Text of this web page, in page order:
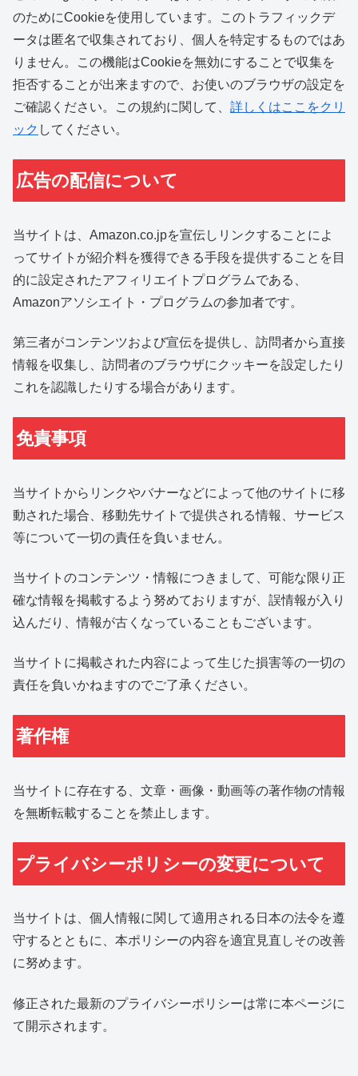
のためにCookieを使用しています。このトラフィックデ
ータは匿名で収集されており、個人を特定するものではあ
りません。この機能はCookieを無効にすることで収集を
拒否することが出来ますので、お使いのブラウザの設定を
ご確認ください。この規約に関して、 詳しくはここをクリ
ック してください。
広告の配信について
当サイトは、Amazon.co.jpを宣伝しリンクすることによ
ってサイトが紹介料を獲得できる手段を提供することを目
的に設定されたアフィリエイトプログラムである、
Amazonアソシエイト・プログラムの参加者です。
第三者がコンテンツおよび宣伝を提供し、訪問者から直接
情報を収集し、訪問者のブラウザにクッキーを設定したり
これを認識したりする場合があります。
免責事項
当サイトからリンクやバナーなどによって他のサイトに移
動された場合、移動先サイトで提供される情報、サービス
等について一切の責任を負いません。
当サイトのコンテンツ・情報につきまして、可能な限り正
確な情報を掲載するよう努めておりますが、誤情報が入り
込んだり、情報が古くなっていることもございます。
当サイトに掲載された内容によって生じた損害等の一切の
責任を負いかねますのでご了承ください。
著作権
当サイトに存在する、文章・画像・動画等の著作物の情報
を無断転載することを禁止します。
プライバシーポリシーの変更について
当サイトは、個人情報に関して適用される日本の法令を遵
守するとともに、本ポリシーの内容を適宜見直しその改善
に努めます。
修正された最新のプライバシーポリシーは常に本ページに
て開示されます。